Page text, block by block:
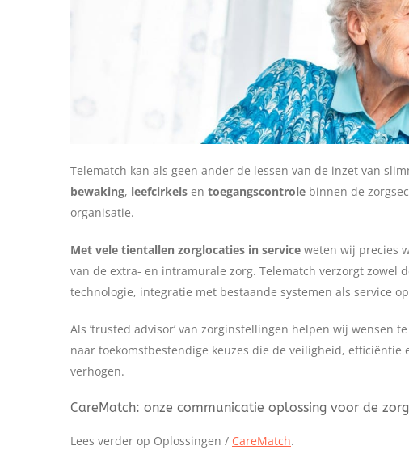
Telematch kan als geen ander de lessen van de inzet van
bewaking, leefcirkels en toegangscontrole binnen de
organisatie.
Met vele tientallen zorglocaties in service weten wij precies
van de extra- en intramurale zorg. Telematch verzorgt zowel
technologie, integratie met bestaande systemen als service
Als ’trusted advisor’ van zorginstellingen helpen wij wensen
naar toekomstbestendige keuzes die de veiligheid,
verhogen.
CareMatch: onze communicatie oplossing voor de zorg
Lees verder op Oplossingen / CareMatch.